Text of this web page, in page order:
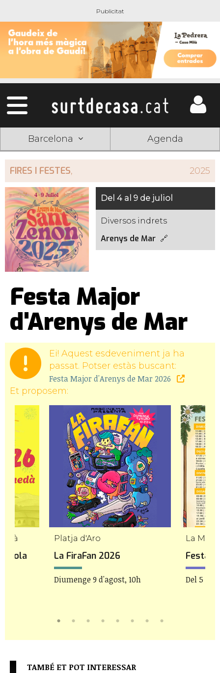
Barcelona Agenda
FIRES I FESTES, 2025
Del 4 al 9 de juliol
Diversos indrets
Arenys de Mar
Festa Major
d'Arenys de Mar
Ei! Aquest esdeveniment ja ha
passat. Potser estàs buscant:
Festa Major d'Arenys de Mar 2026
Et proposem:
Platja d'Aro
La FiraFan 2026
Diumenge 9 d'agost, 10h
La
Festa
Del 5 al
TAMBÉ ET POT INTERESSAR